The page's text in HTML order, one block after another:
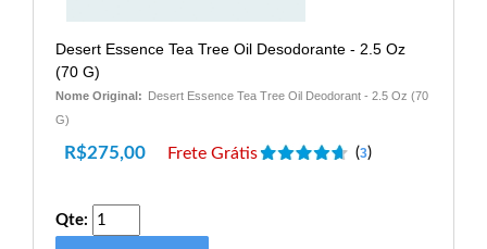
Desert Essence Tea Tree Oil Desodorante - 2.5 Oz
(70 G)
Nome Original: Desert Essence Tea Tree Oil Deodorant - 2.5 Oz (70
G)
R$275,00 Frete Grátis (3)
Qte: